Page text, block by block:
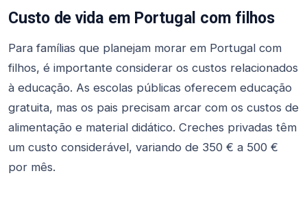
Custo de vida em Portugal com filhos
Para famílias que planejam morar em Portugal com
filhos, é importante considerar os custos relacionados
à educação. As escolas públicas oferecem educação
gratuita, mas os pais precisam arcar com os custos de
alimentação e material didático. Creches privadas têm
um custo considerável, variando de 350 € a 500 €
por mês.